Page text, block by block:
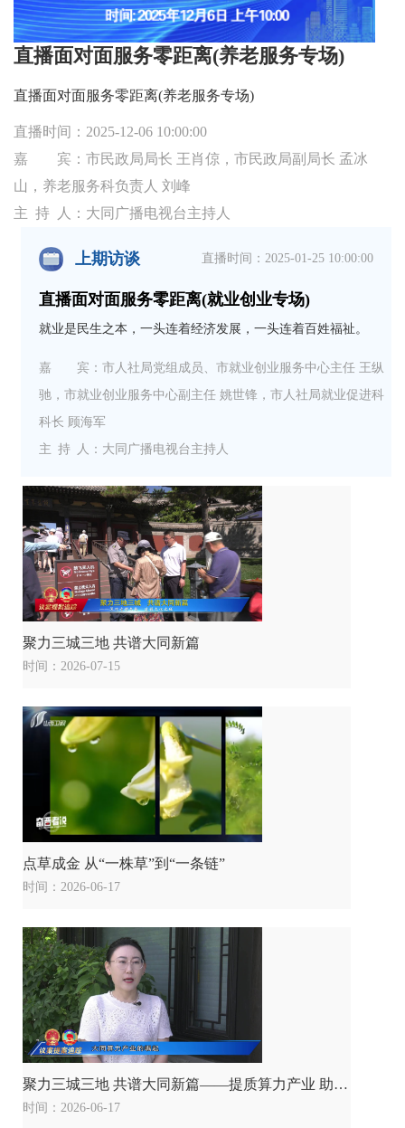
直播面对面服务零距离(养老服务专场)
直播面对面服务零距离(养老服务专场)
直播时间：2025-12-06 10:00:00
嘉 宾：市民政局局长 王肖倞，市民政局副局长 孟冰
山，养老服务科负责人 刘峰
主 持 人：大同广播电视台主持人
上期访谈 直播时间：2025-01-25 10:00:00
直播面对面服务零距离(就业创业专场)
就业是民生之本，一头连着经济发展，一头连着百姓福祉。
嘉 宾：市人社局党组成员、市就业创业服务中心主任 王纵
驰，市就业创业服务中心副主任 姚世锋，市人社局就业促进科
科长 顾海军
主 持 人：大同广播电视台主持人
聚力三城三地 共谱大同新篇
时间：2026-07-15
点草成金 从“一株草”到“一条链”
时间：2026-06-17
聚力三城三地 共谱大同新篇——提质算力产业 助推城市发展
时间：2026-06-17